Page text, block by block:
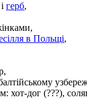
і герб,
в Польщі,
хот-дог (???),